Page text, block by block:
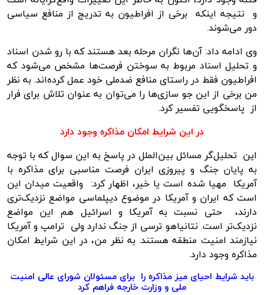
و نتیجه اینکه برخی از افراطیون به تدریج از منافع سیاسی
دور می‌شوند.
وی ادامه داد: آن‌ها نگران مرحله بعد هستند که با رو شدن اسناد
و تحلیل اسناد مربوط به سوختن فرصت‌ها مشخص می‌شود که
افراطیون فقط در راستای منافع ضدملی خود عمل کرده‌اند. به نظر
من برخی از این جو سازی‌ها را می‌توان به عنوان تلاش برای فرار
از پاسخگویی تفسیر کرد.
در این شرایط امکان مذاکره وجود دارد
این تحلیل‌گر مسائل بین‌الملل در پاسخ به این سوال که با توجه
به پایان جنگ و پیروزی ایران فرصت مناسبی برای مذاکره با
آمریکا مهیا شده است یا خیر، اظهار کرد: واقعیت میدان این
است که ایران و آمریکا در موضوع دیپلماسی مواضع نزدیک‌تری
دارند، حتی نسبت به آمریکا و اسرائیل هم این مواضع
نزدیک‌تر است. نتانیاهو ترسی از جنگ ندارد ولی ترامپ و آمریکا
نیازمند امنیت منطقه هستند. به نظر من، در این شرایط امکان
مذاکره وجود دارد.
باید شرایط احیای میز مذاکره را برای مسئولان شورای عالی امنیت
ملی و وزارت خارجه فراهم کرد